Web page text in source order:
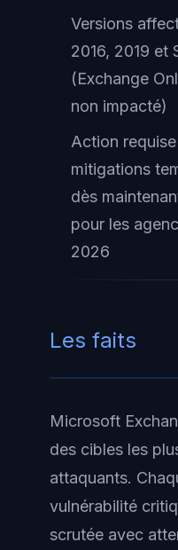
Versions
2016, 2019 et
(Exchange
non impacté)
Action
mitigations
dès
pour les
2026
Les faits
Microsoft
des cibles les
attaquants.
vulnérabilité
scrutée avec